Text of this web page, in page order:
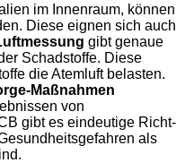
im Innenraum, können
Diese eignen sich auch
gibt genaue
Schadstoffe. Diese
die Atemluft belasten.
Maßnahmen
von
gibt es eindeutige Richt-
als